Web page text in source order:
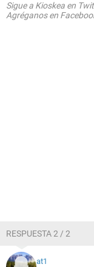
Sigue a Kioskea en
Agréganos en
RESPUESTA 2 / 2
at1